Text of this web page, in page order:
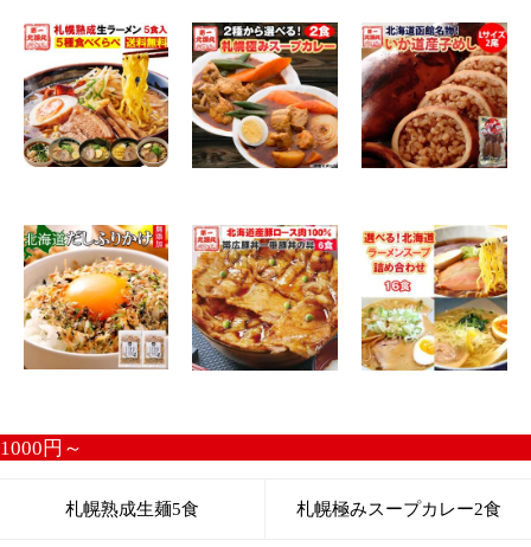
鮭とば 鮭とばブラぺ
細切り鮭とば ソフトほたて貝柱
おつまみ鮭フライ するめ
ポイント消化
札幌熟成生麺2食（味噌） 札幌熟成生麺2食（醤油）